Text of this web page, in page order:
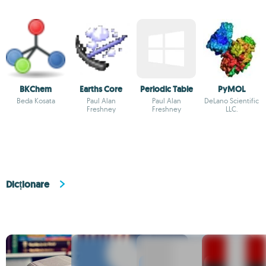
BKChem
Beda Kosata
Earths Core
Paul Alan
Freshney
Periodic Table
Paul Alan
Freshney
PyMOL
DeLano Scientific
LLC.
Dicționare